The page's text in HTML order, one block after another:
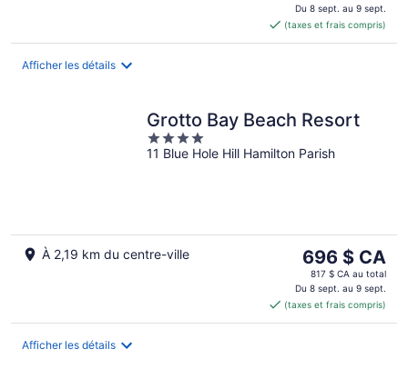
est
de 877 $ CA
par
Du 8 sept. au 9 sept.
(taxes et frais compris)
Afficher les détails
Grotto Bay Beach Resort
4
out
11 Blue Hole Hill Hamilton Parish
À 2,19 km du centre-ville
Le
prix
est
de 696 $ CA
par
696 $ CA
817 $ CA au total
Du 8 sept. au 9 sept.
(taxes et frais compris)
Afficher les détails